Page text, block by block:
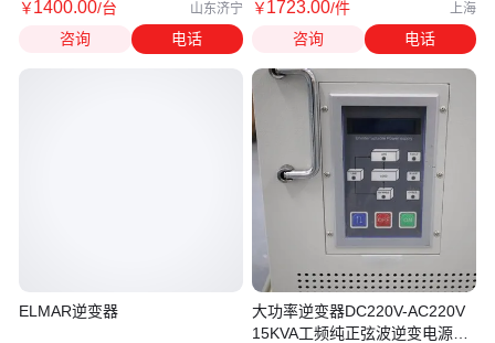
￥1400.00/台 山东济宁
咨询 电话
ELMAR逆变器
￥1723.00/件 上海
咨询 电话
大功率逆变器DC220V-AC220V
15KVA工频纯正弦波逆变电源机